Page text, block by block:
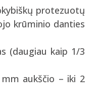
protezuotų
krūminio danties
(daugiau kaip 1/3
aukščio – iki 2